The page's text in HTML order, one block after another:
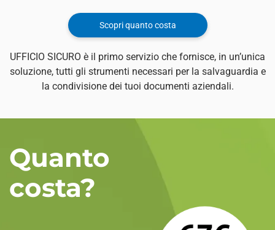
Scopri quanto costa
UFFICIO SICURO è il primo servizio che fornisce, in un’unica
soluzione, tutti gli strumenti necessari per la salvaguardia e
la condivisione dei tuoi documenti aziendali.
Quanto
costa?